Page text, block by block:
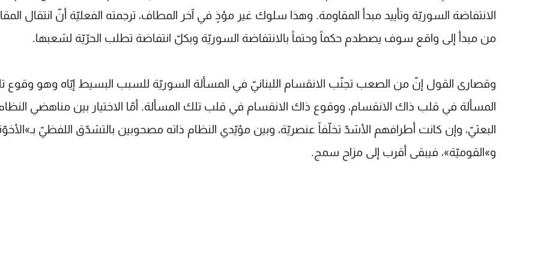
الانتفاضة السوريّة وتأييد مبدأ المقاومة. وهذا سلوك غير مؤذٍ في آخر المطاف، ترجمته الفعليّة أنّ انتقال
من مبدأ إلى واقع سوف يصطدم حكماً وحتماً بالانتفاضة السوريّة وبكلّ انتفاضة تطلب الحرّيّة لشعبها.
وقصارى القول إنّ من الصعب تجنّب الانقسام اللبنانيّ في المسألة السوريّة للسبب البسيط إيّاه وهو وقوع
المسألة في قلب ذاك الانقسام، ووقوع ذاك الانقسام في قلب تلك المسألة. أمّا الاختيار بين مناهضي
البعثيّ، وإن كانت أطرافهم الأشدّ تخلّفاً عنصريّة، وبين مؤيّدي النظام ذاته مصحوبين بالتشدّق اللفظيّ
و»القوميّة»، فيبقى أقرب إلى مزاح سمج.